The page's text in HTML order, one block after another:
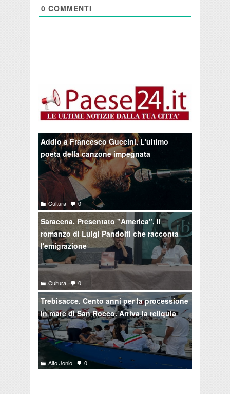
0 COMMENTI
Addio a Francesco Guccini. L'ultimo
poeta della canzone impegnata
Cultura 0
Saracena. Presentato "America", il
romanzo di Luigi Pandolfi che racconta
l'emigrazione
Cultura 0
Trebisacce. Cento anni per la processione
in mare di San Rocco. Arriva la reliquia
Alto Jonio 0